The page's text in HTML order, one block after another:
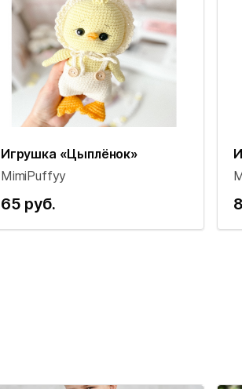
Игрушка «Цыплёнок»
MimiPuffyy
65 руб.